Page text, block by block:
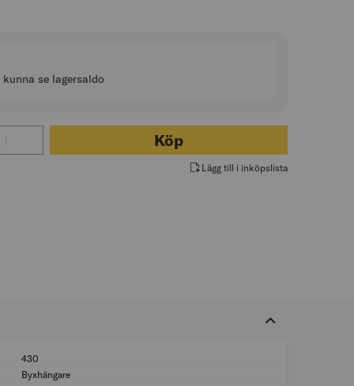
kunna se lagersaldo
BYXHÄNGARE UTDRAGBAR VIT 605X430MM ELFA
Köp
Lägg till i inköpslista
430
Byxhängare